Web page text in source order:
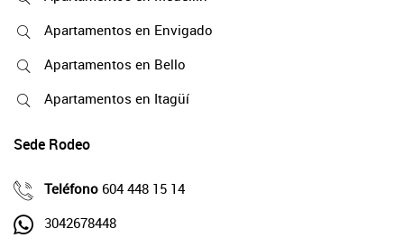
Apartamentos en Envigado
Apartamentos en Bello
Apartamentos en Itagüí
Sede Rodeo
Teléfono 604 448 15 14
3042678448